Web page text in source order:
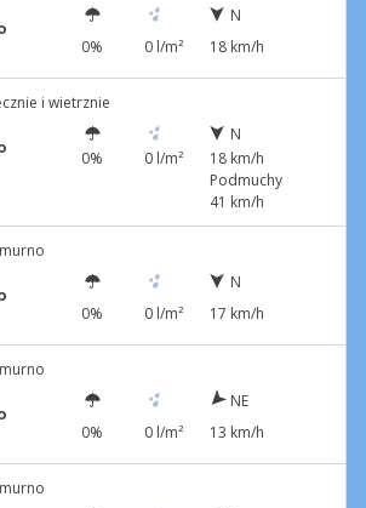
0% 0 l/m²
N
18 km/h
i wietrznie
0% 0 l/m²
N
18 km/h
Podmuchy
41 km/h
0% 0 l/m²
N
17 km/h
0% 0 l/m²
NE
13 km/h